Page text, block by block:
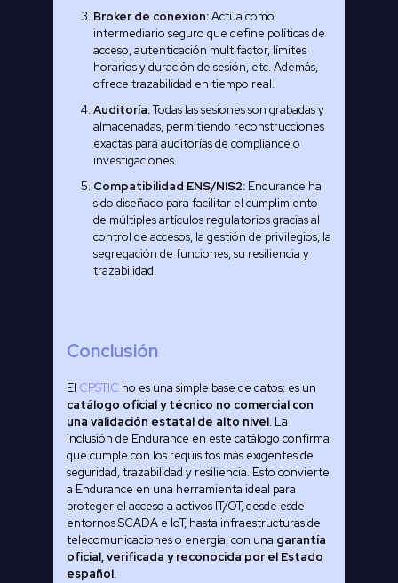
Broker de conexión:Actúa como
intermediario seguro que define políticas de
acceso, autenticación multifactor, límites
horarios y duración de sesión, etc. Además,
ofrece trazabilidad en tiempo real.
Auditoría:Todas las sesiones son grabadas y
almacenadas, permitiendo reconstrucciones
exactas para auditorías de compliance o
investigaciones.
Compatibilidad ENS/NIS2: Endurance ha
sido diseñado para facilitar el cumplimiento
de múltiples artículos regulatorios gracias al
control de accesos, la gestión de privilegios, la
segregación de funciones, su resiliencia y
trazabilidad.
Conclusión
El CPSTIC no es una simple base de datos: es un
catálogo oficial y técnico no comercial con
una validación estatal de alto nivel. La
inclusión de Endurance en este catálogo confirma
que cumple con los requisitos más exigentes de
seguridad, trazabilidad y resiliencia. Esto convierte
a Endurance en una herramienta ideal para
proteger el acceso a activos IT/OT, desde esde
entornos SCADA e IoT, hasta infraestructuras de
telecomunicaciones o energía, con una garantía
oficial, verificada y reconocida por el Estado
español.